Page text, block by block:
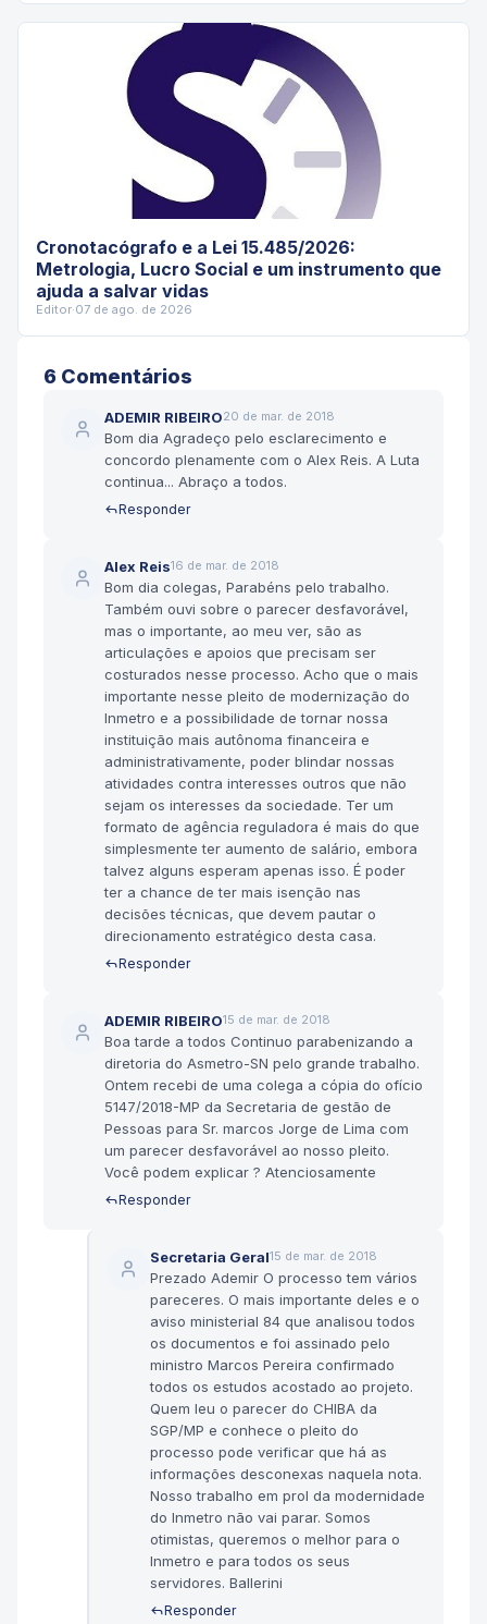
Cronotacógrafo e a Lei 15.485/2026:
Metrologia, Lucro Social e um instrumento que
ajuda a salvar vidas
Editor·07 de ago. de 2026
6 Comentários
ADEMIR RIBEIRO20 de mar. de 2018
Bom dia Agradeço pelo esclarecimento e
concordo plenamente com o Alex Reis. A Luta
continua... Abraço a todos.
Responder
Alex Reis16 de mar. de 2018
Bom dia colegas, Parabéns pelo trabalho.
Também ouvi sobre o parecer desfavorável,
mas o importante, ao meu ver, são as
articulações e apoios que precisam ser
costurados nesse processo. Acho que o mais
importante nesse pleito de modernização do
Inmetro e a possibilidade de tornar nossa
instituição mais autônoma financeira e
administrativamente, poder blindar nossas
atividades contra interesses outros que não
sejam os interesses da sociedade. Ter um
formato de agência reguladora é mais do que
simplesmente ter aumento de salário, embora
talvez alguns esperam apenas isso. É poder
ter a chance de ter mais isenção nas
decisões técnicas, que devem pautar o
direcionamento estratégico desta casa.
Responder
ADEMIR RIBEIRO15 de mar. de 2018
Boa tarde a todos Continuo parabenizando a
diretoria do Asmetro-SN pelo grande trabalho.
Ontem recebi de uma colega a cópia do ofício
5147/2018-MP da Secretaria de gestão de
Pessoas para Sr. marcos Jorge de Lima com
um parecer desfavorável ao nosso pleito.
Você podem explicar ? Atenciosamente
Responder
Secretaria Geral15 de mar. de 2018
Prezado Ademir O processo tem vários
pareceres. O mais importante deles e o
aviso ministerial 84 que analisou todos
os documentos e foi assinado pelo
ministro Marcos Pereira confirmado
todos os estudos acostado ao projeto.
Quem leu o parecer do CHIBA da
SGP/MP e conhece o pleito do
processo pode verificar que há as
informações desconexas naquela nota.
Nosso trabalho em prol da modernidade
do Inmetro não vai parar. Somos
otimistas, queremos o melhor para o
Inmetro e para todos os seus
servidores. Ballerini
Responder